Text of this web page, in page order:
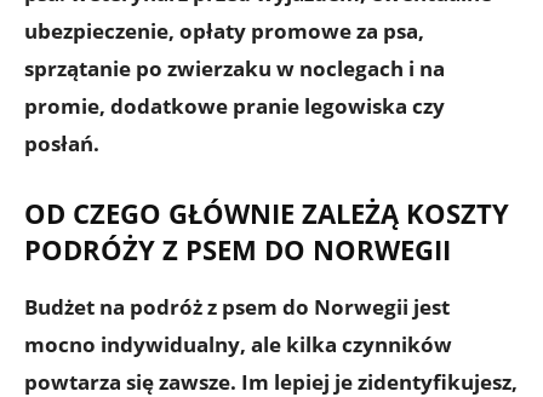
ubezpieczenie, opłaty promowe za psa,
sprzątanie po zwierzaku w noclegach i na
promie, dodatkowe pranie legowiska czy
posłań.
OD CZEGO GŁÓWNIE ZALEŻĄ KOSZTY
PODRÓŻY Z PSEM DO NORWEGII
Budżet na podróż z psem do Norwegii jest
mocno indywidualny, ale kilka czynników
powtarza się zawsze. Im lepiej je zidentyfikujesz,